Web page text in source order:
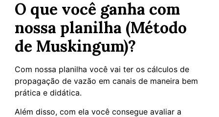
O que você ganha com
nossa planilha (Método
de Muskingum)?
Com nossa planilha você vai ter os cálculos de
propagação de vazão em canais de maneira bem
prática e didática.
Além disso, com ela você consegue avaliar a